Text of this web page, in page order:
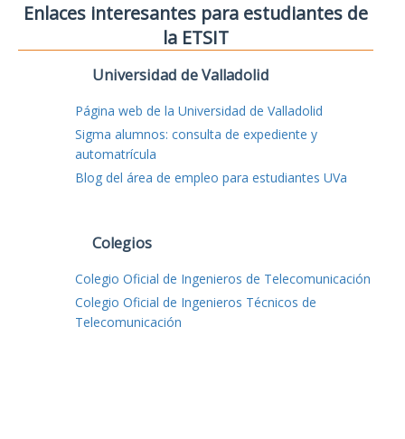
Enlaces interesantes para estudiantes de
la ETSIT
Universidad de Valladolid
Página web de la Universidad de Valladolid
Sigma alumnos: consulta de expediente y
automatrícula
Blog del área de empleo para estudiantes UVa
Colegios
Colegio Oficial de Ingenieros de Telecomunicación
Colegio Oficial de Ingenieros Técnicos de
Telecomunicación